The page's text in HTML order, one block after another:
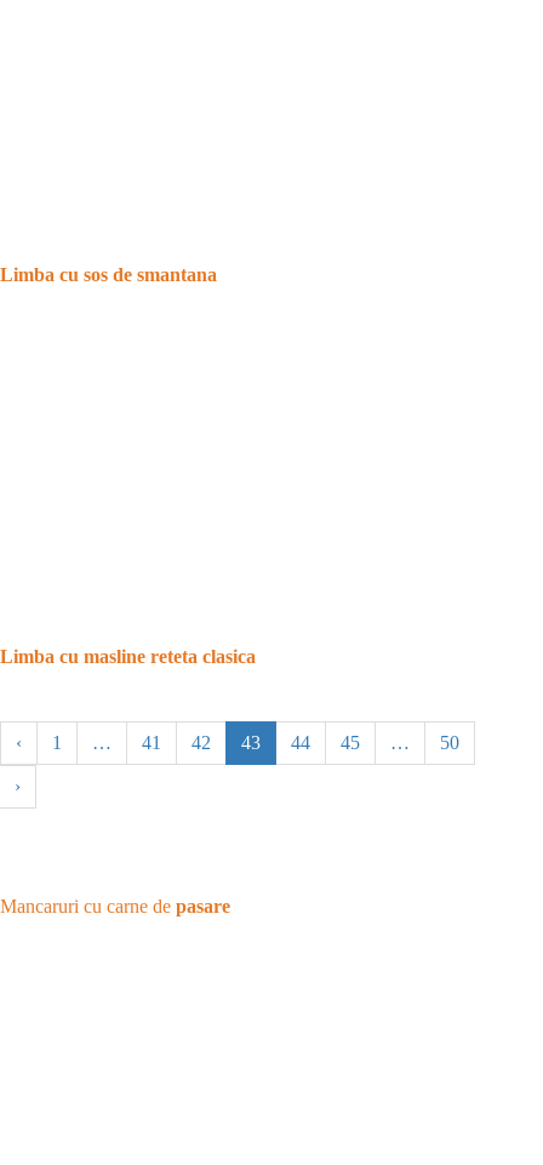
Limba cu sos de smantana
Limba cu masline reteta clasica
‹ 1 … 41 42 43 44 45 … 50
›
Mancaruri cu carne de pasare